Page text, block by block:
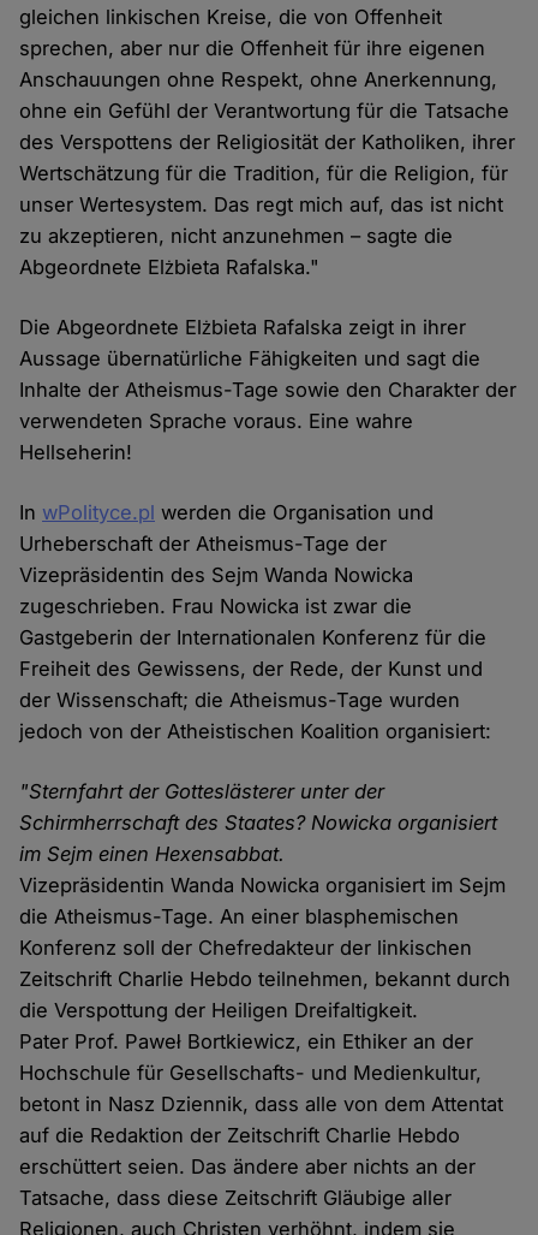
gleichen linkischen Kreise, die von Offenheit
sprechen, aber nur die Offenheit für ihre eigenen
Anschauungen ohne Respekt, ohne Anerkennung,
ohne ein Gefühl der Verantwortung für die Tatsache
des Verspottens der Religiosität der Katholiken, ihrer
Wertschätzung für die Tradition, für die Religion, für
unser Wertesystem. Das regt mich auf, das ist nicht
zu akzeptieren, nicht anzunehmen – sagte die
Abgeordnete Elżbieta Rafalska."
Die Abgeordnete Elżbieta Rafalska zeigt in ihrer
Aussage übernatürliche Fähigkeiten und sagt die
Inhalte der Atheismus-Tage sowie den Charakter der
verwendeten Sprache voraus. Eine wahre
Hellseherin!
In wPolityce.pl werden die Organisation und
Urheberschaft der Atheismus-Tage der
Vizepräsidentin des Sejm Wanda Nowicka
zugeschrieben. Frau Nowicka ist zwar die
Gastgeberin der Internationalen Konferenz für die
Freiheit des Gewissens, der Rede, der Kunst und
der Wissenschaft; die Atheismus-Tage wurden
jedoch von der Atheistischen Koalition organisiert:
"Sternfahrt der Gotteslästerer unter der
Schirmherrschaft des Staates? Nowicka organisiert
im Sejm einen Hexensabbat.
Vizepräsidentin Wanda Nowicka organisiert im Sejm
die Atheismus-Tage. An einer blasphemischen
Konferenz soll der Chefredakteur der linkischen
Zeitschrift Charlie Hebdo teilnehmen, bekannt durch
die Verspottung der Heiligen Dreifaltigkeit.
Pater Prof. Paweł Bortkiewicz, ein Ethiker an der
Hochschule für Gesellschafts- und Medienkultur,
betont in Nasz Dziennik, dass alle von dem Attentat
auf die Redaktion der Zeitschrift Charlie Hebdo
erschüttert seien. Das ändere aber nichts an der
Tatsache, dass diese Zeitschrift Gläubige aller
Religionen, auch Christen verhöhnt, indem sie